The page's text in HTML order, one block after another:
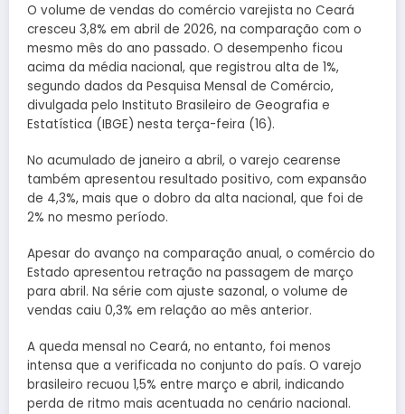
O volume de vendas do comércio varejista no Ceará
cresceu 3,8% em abril de 2026, na comparação com o
mesmo mês do ano passado. O desempenho ficou
acima da média nacional, que registrou alta de 1%,
segundo dados da Pesquisa Mensal de Comércio,
divulgada pelo Instituto Brasileiro de Geografia e
Estatística (IBGE) nesta terça-feira (16).
No acumulado de janeiro a abril, o varejo cearense
também apresentou resultado positivo, com expansão
de 4,3%, mais que o dobro da alta nacional, que foi de
2% no mesmo período.
Apesar do avanço na comparação anual, o comércio do
Estado apresentou retração na passagem de março
para abril. Na série com ajuste sazonal, o volume de
vendas caiu 0,3% em relação ao mês anterior.
A queda mensal no Ceará, no entanto, foi menos
intensa que a verificada no conjunto do país. O varejo
brasileiro recuou 1,5% entre março e abril, indicando
perda de ritmo mais acentuada no cenário nacional.